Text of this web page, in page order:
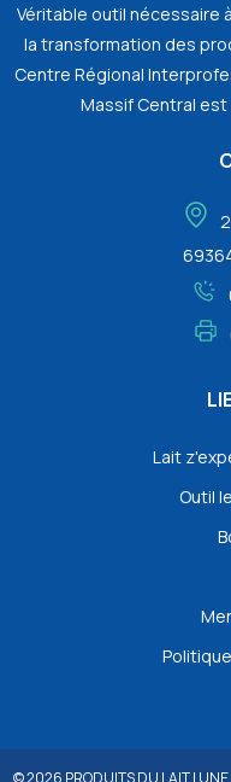
Véritable outil nécessaire
la transformation des
Centre Régional
Massif Central
Lait
Outil
© 2026 PRODUITS DU LAIT|